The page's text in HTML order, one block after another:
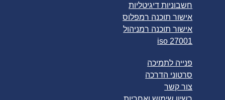
חשבוניות דיגיטליות
אישור תוכנה רמפלוס
אישור תוכנה רמניהול
iso 27001
פנייה לתמיכה
סרטוני הדרכה
צור קשר